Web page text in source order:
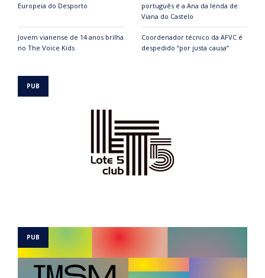
Europeia do Desporto
português é a Ana da lenda de
Viana do Castelo
Jovem vianense de 14 anos brilha
no The Voice Kids
Coordenador técnico da AFVC é
despedido “por justa causa”